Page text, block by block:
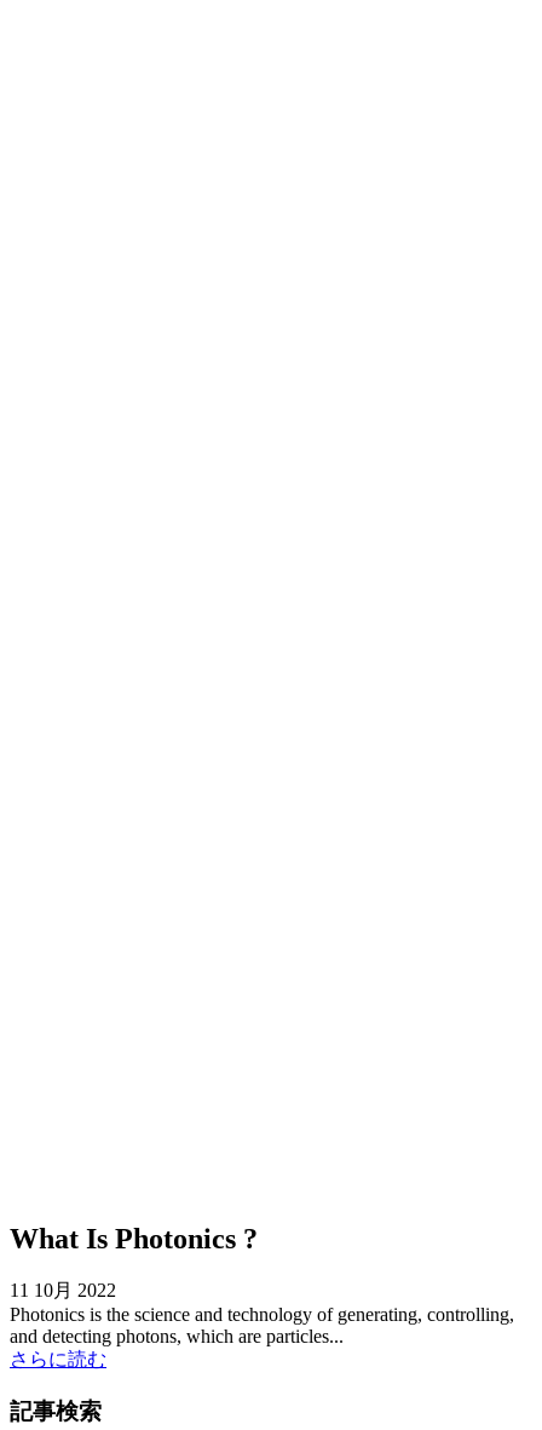
What Is Photonics ?
11 10月 2022
Photonics is the science and technology of generating, controlling,
and detecting photons, which are particles...
さらに読む
記事検索